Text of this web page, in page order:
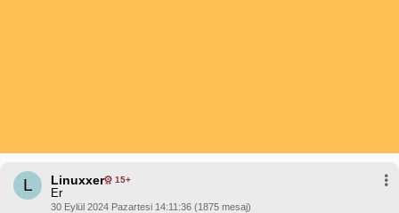
L Linuxxer 15+
Er
30 Eylül 2024 Pazartesi 14:11:36 (1875 mesaj)